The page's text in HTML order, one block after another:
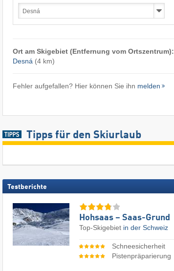
Ort am Skigebiet (Entfernung vom Ortszentrum):
Desná (4 km)
Fehler aufgefallen? Hier können Sie ihn melden
Tipps für den Skiurlaub
Testberichte
Hohsaas – Saas-Grund
Top-Skigebiet in der Schweiz
Schneesicherheit
Pistenpräparierung